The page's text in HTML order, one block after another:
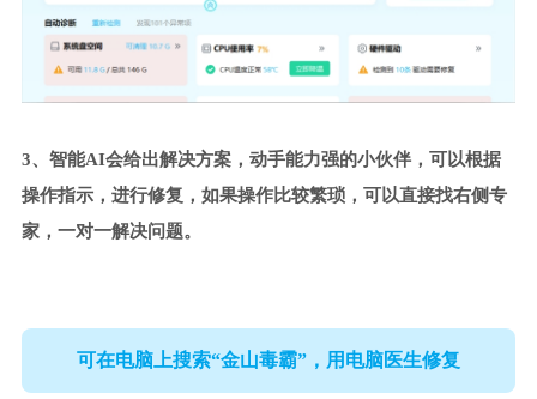
3、智能AI会给出解决方案，动手能力强的小伙伴，可以根据
操作指示，进行修复，如果操作比较繁琐，可以直接找右侧专
家，一对一解决问题。
可在电脑上搜索“金山毒霸”，用电脑医生修复